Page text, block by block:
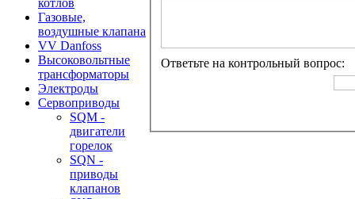
котлов
Газовые,
воздушные клапана
VV Danfoss
Высоковольтные
трансформаторы
Электроды
Сервоприводы
SQM -
двигатели
горелок
SQN -
приводы
клапанов
Ответьте на контрольный вопрос: